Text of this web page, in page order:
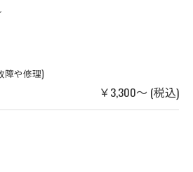
障や修理)
￥3,300～ (税込)